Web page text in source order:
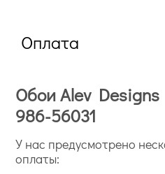
Оплата
Обои Alev
986-56031
У нас предусмотрено
оплаты: